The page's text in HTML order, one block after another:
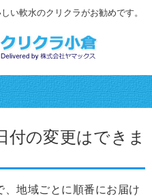
い軟水のクリクラがお勧めです。
付の変更はできま
、地域ごとに順番にお届け